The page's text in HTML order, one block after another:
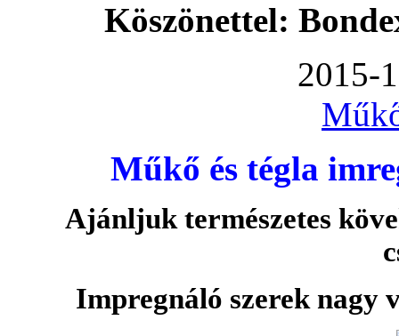
Köszönettel:
2015-
Műkő és tégla
Ajánljuk természetes
Impregnáló szerek